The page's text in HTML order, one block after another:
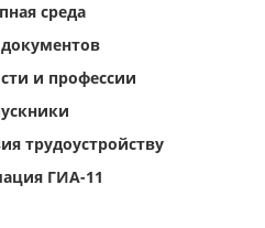
среда
и профессии
трудоустройству
ГИА-11